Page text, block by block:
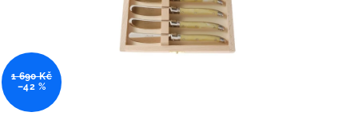
1 690 Kč
–42 %